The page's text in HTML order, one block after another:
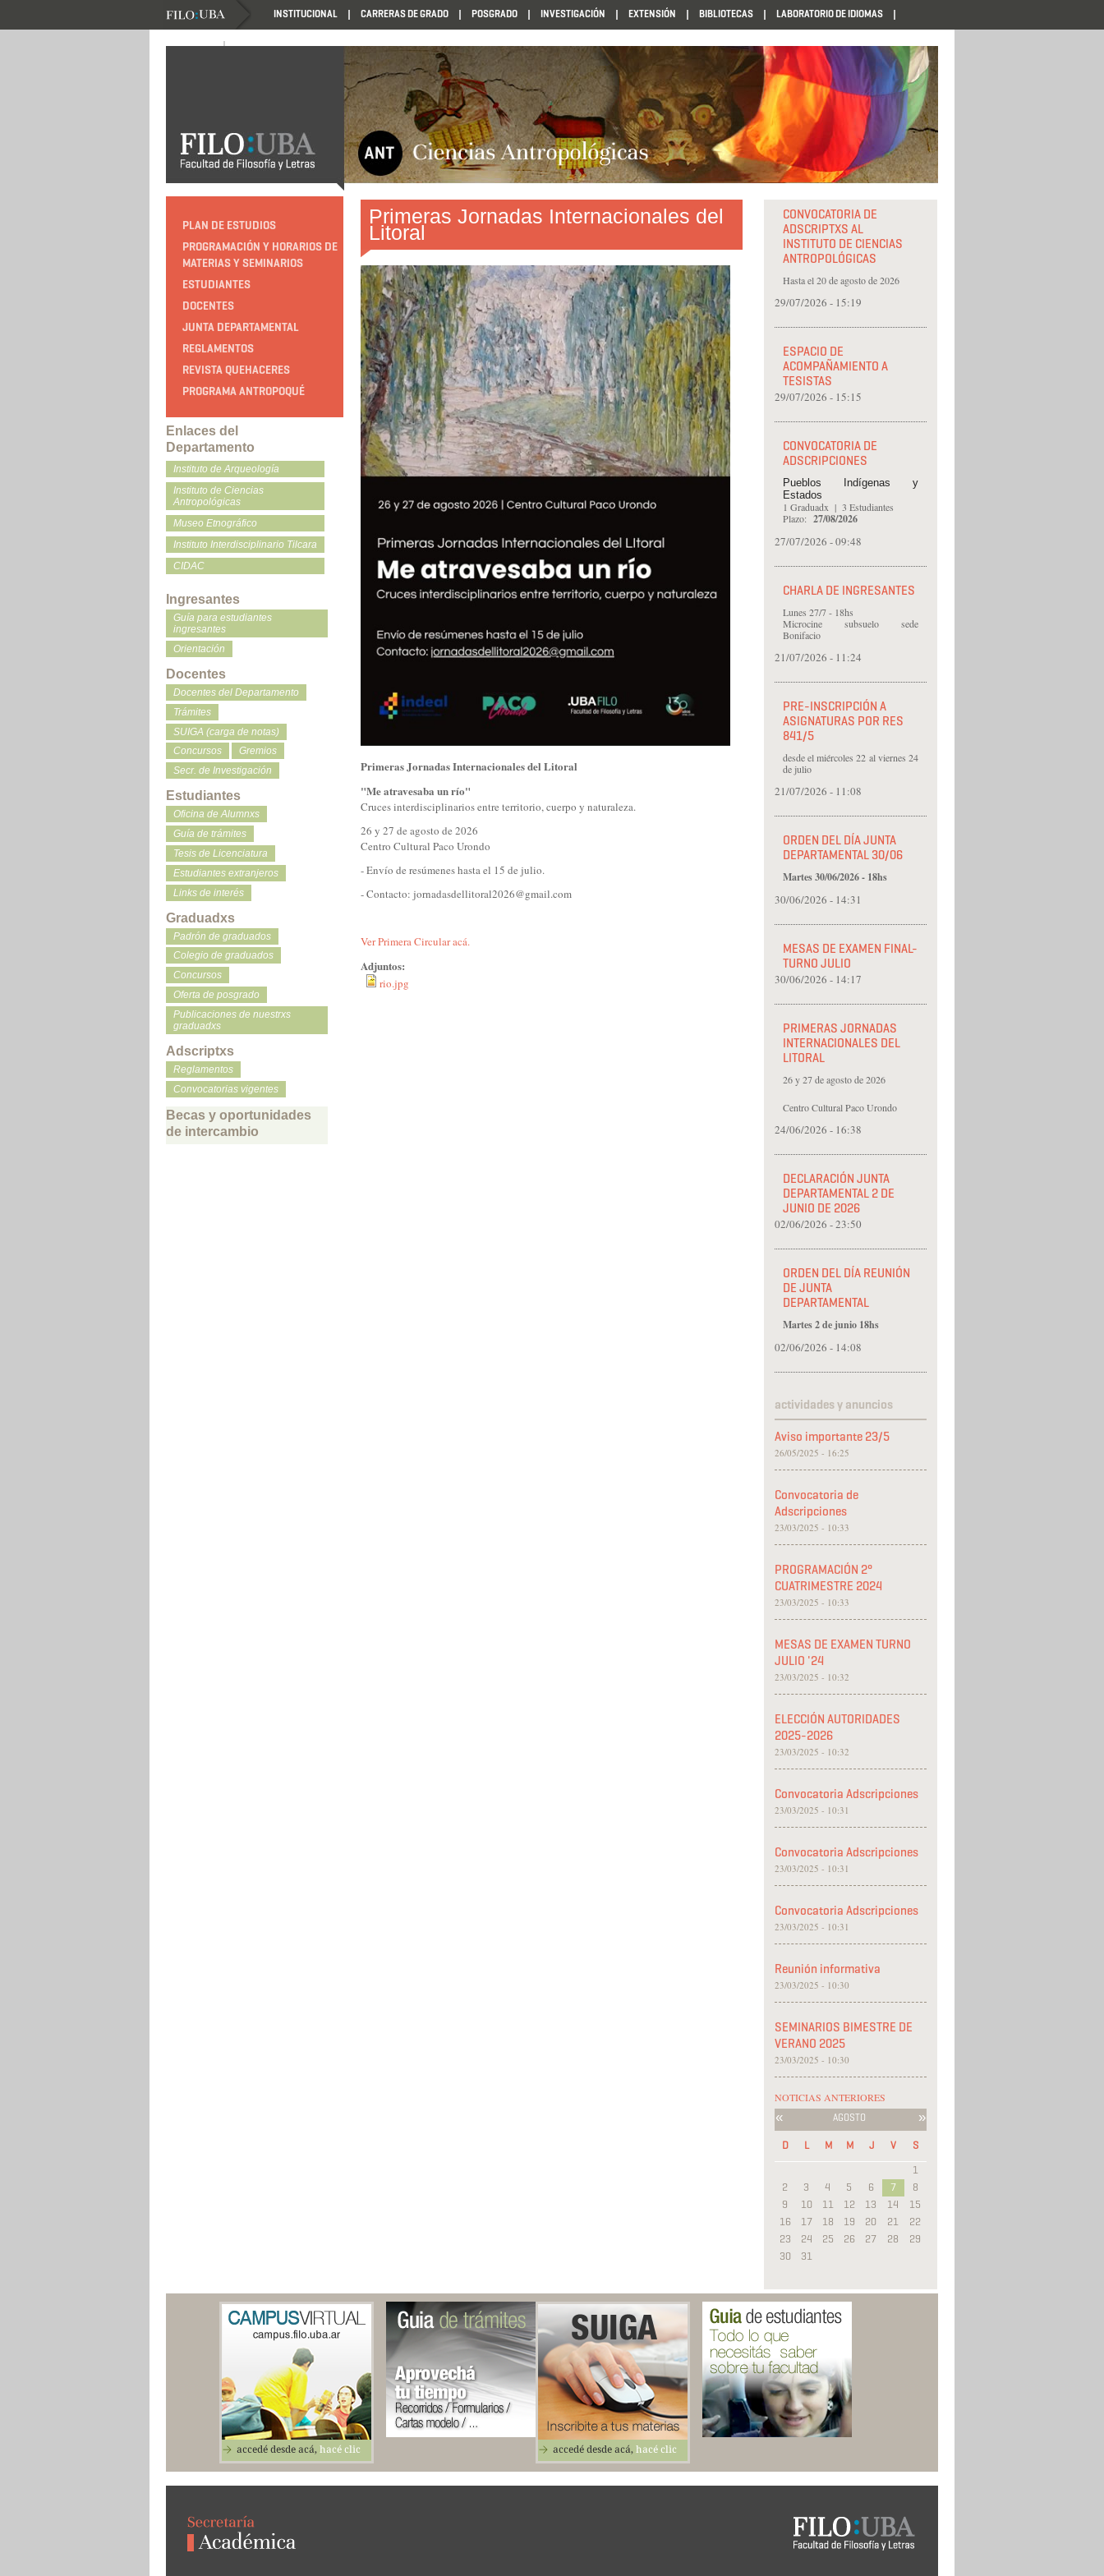
INSTITUCIONAL CARRERAS DE GRADO POSGRADO INVESTIGACIÓN EXTENSIÓN BIBLIOTECAS LABORATORIO DE IDIOMAS
NOVEDADES NOVEDADES
PLAN DE ESTUDIOS
PROGRAMACIÓN Y HORARIOS DE
MATERIAS Y SEMINARIOS
ESTUDIANTES
DOCENTES
JUNTA DEPARTAMENTAL
REGLAMENTOS
REVISTA QUEHACERES
PROGRAMA ANTROPOQUÉ
Enlaces del
Departamento
Instituto de Arqueología
Instituto de Ciencias
Antropológicas
Museo Etnográfico
Instituto Interdisciplinario Tilcara
CIDAC
Ingresantes
Guía para estudiantes
ingresantes
Orientación
Docentes
Docentes del Departamento
Trámites
SUIGA (carga de notas)
Concursos
Gremios
Secr. de Investigación
Estudiantes
Oficina de Alumnxs
Guía de trámites
Tesis de Licenciatura
Estudiantes extranjeros
Links de interés
Graduadxs
Padrón de graduados
Colegio de graduados
Concursos
Oferta de posgrado
Publicaciones de nuestrxs
graduadxs
Adscriptxs
Reglamentos
Convocatorias vigentes
Becas y oportunidades
de intercambio
CONVOCATORIA DE
ADSCRIPTXS AL
INSTITUTO DE CIENCIAS
ANTROPOLÓGICAS
Hasta el 20 de agosto de 2026
29/07/2026 - 15:19
ESPACIO DE
ACOMPAÑAMIENTO A
TESISTAS
29/07/2026 - 15:15
CONVOCATORIA DE
ADSCRIPCIONES
Pueblos Indígenas y
Estados
1 Graduadx | 3 Estudiantes
Plazo: 27/08/2026
27/07/2026 - 09:48
CHARLA DE INGRESANTES
Lunes 27/7 - 18hs
Microcine subsuelo sede
Bonifacio
21/07/2026 - 11:24
PRE-INSCRIPCIÓN A
ASIGNATURAS POR RES
841/5
desde el miércoles 22 al viernes 24
de julio
21/07/2026 - 11:08
ORDEN DEL DÍA JUNTA
DEPARTAMENTAL 30/06
Martes 30/06/2026 - 18hs
30/06/2026 - 14:31
MESAS DE EXAMEN FINAL-
TURNO JULIO
30/06/2026 - 14:17
PRIMERAS JORNADAS
INTERNACIONALES DEL
LITORAL
26 y 27 de agosto de 2026
Centro Cultural Paco Urondo
24/06/2026 - 16:38
DECLARACIÓN JUNTA
DEPARTAMENTAL 2 DE
JUNIO DE 2026
02/06/2026 - 23:50
ORDEN DEL DÍA REUNIÓN
DE JUNTA
DEPARTAMENTAL
Martes 2 de junio 18hs
02/06/2026 - 14:08
actividades y anuncios
Aviso importante 23/5
26/05/2025 - 16:25
Convocatoria de
Adscripciones
23/03/2025 - 10:33
PROGRAMACIÓN 2°
CUATRIMESTRE 2024
23/03/2025 - 10:33
MESAS DE EXAMEN TURNO
JULIO '24
23/03/2025 - 10:32
ELECCIÓN AUTORIDADES
2025-2026
23/03/2025 - 10:32
Convocatoria Adscripciones
23/03/2025 - 10:31
Convocatoria Adscripciones
23/03/2025 - 10:31
Convocatoria Adscripciones
23/03/2025 - 10:31
Reunión informativa
23/03/2025 - 10:30
SEMINARIOS BIMESTRE DE
VERANO 2025
23/03/2025 - 10:30
NOTICIAS ANTERIORES
« AGOSTO »
D L M M J V
S
1
2
3 4 5 6 7
8
9
10 11 12 13 14
15
16
17 18 19 20 21
22
23
24 25 26 27 28
29
30
31
Primeras Jornadas Internacionales del
Litoral
Primeras Jornadas Internacionales del Litoral
"Me atravesaba un río"
Cruces interdisciplinarios entre territorio, cuerpo y naturaleza.
26 y 27 de agosto de 2026
Centro Cultural Paco Urondo
- Envío de resúmenes hasta el 15 de julio.
- Contacto: jornadasdellitoral2026@gmail.com
Ver Primera Circular acá.
Adjuntos:
rio.jpg